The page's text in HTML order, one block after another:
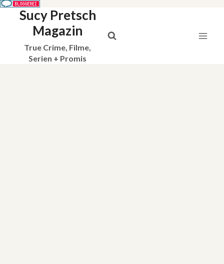
Sucy Pretsch
Magazin
True Crime, Filme,
Serien + Promis